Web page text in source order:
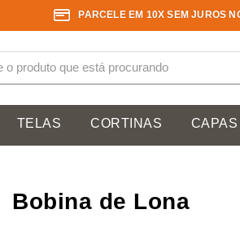
PARCELE EM 10X SEM JUROS
TELAS CORTINAS
Bobina de Lona